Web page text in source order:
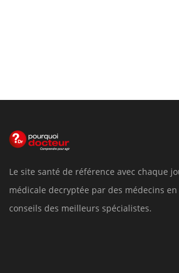
Le site santé de référence avec chaque
médicale decryptée par des médecins
conseils des meilleurs spécialistes.